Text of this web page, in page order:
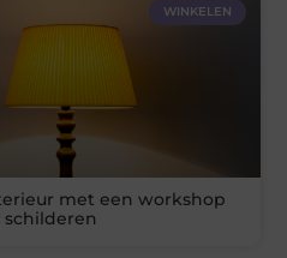
WINKELEN
met een workshop
schilderen